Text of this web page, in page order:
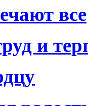
все
и